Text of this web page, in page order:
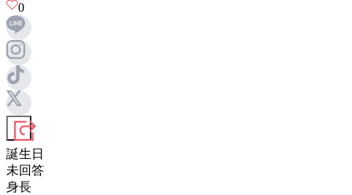
0
誕生日
未回答
身長